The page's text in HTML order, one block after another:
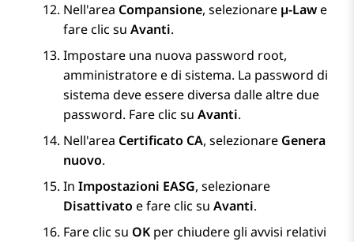
Nell'area Compansione, selezionare µ-Lawe
fare clic su Avanti.
Impostare una nuova password root,
amministratore e di sistema. La password di
sistema deve essere diversa dalle altre due
password. Fare clic su Avanti.
Nell'area Certificato CA, selezionare Genera
nuovo.
In Impostazioni EASG, selezionare
Disattivato e fare clic su Avanti.
Fare clic su OKper chiudere gli avvisi relativi